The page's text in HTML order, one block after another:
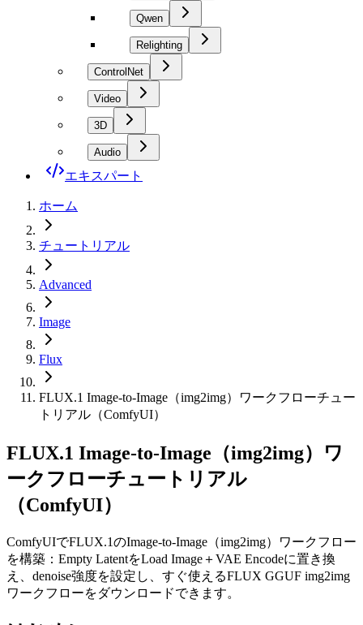
Qwen
Relighting
ControlNet
Video
3D
Audio
エキスパート
ホーム
チュートリアル
Advanced
Image
Flux
FLUX.1 Image-to-Image（img2img）ワークフローチュー
トリアル（ComfyUI）
FLUX.1 Image-to-Image（img2img）ワ
ークフローチュートリアル
（ComfyUI）
ComfyUIでFLUX.1のImage-to-Image（img2img）ワークフロー
を構築：Empty LatentをLoad Image＋VAE Encodeに置き換
え、denoise強度を設定し、すぐ使えるFLUX GGUF img2img
ワークフローをダウンロードできます。